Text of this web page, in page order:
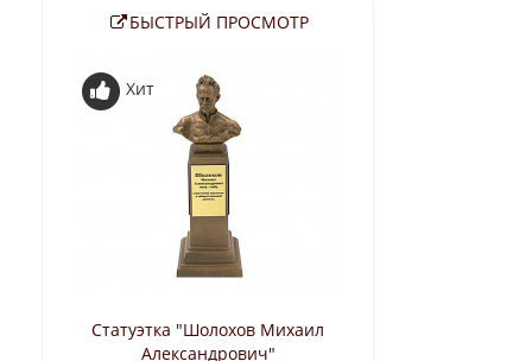
БЫСТРЫЙ ПРОСМОТР
Хит
Статуэтка "Шолохов Михаил
Александрович"